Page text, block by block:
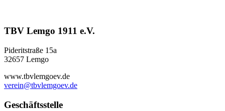
TBV Lemgo 1911 e.V.
Pideritstraße 15a
32657 Lemgo
www.tbvlemgoev.de
verein@tbvlemgoev.de
Geschäftsstelle